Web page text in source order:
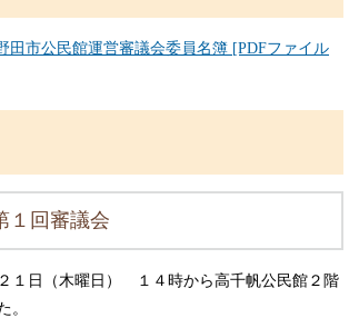
田市公民館運営審議会委員名簿 [PDFファイル
１回審議会
日（木曜日） １４時から高千帆公民館２階
。